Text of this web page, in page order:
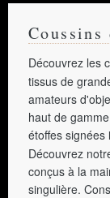
Découvrez les
tissus de
amateurs
haut de
étoffes signées
Découvrez
conçus à la
singulière.